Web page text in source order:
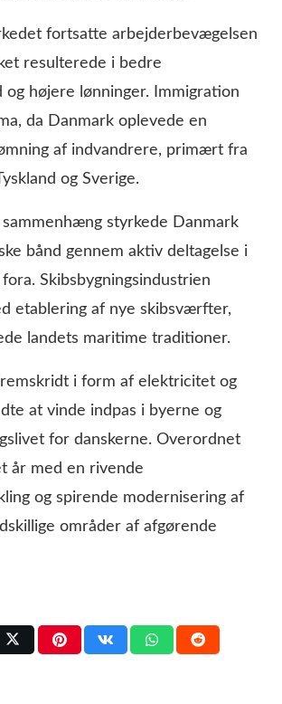
fortsatte arbejderbevægelsen
resulterede i bedre
og højere lønninger. Immigration
da Danmark oplevede en
af indvandrere, primært fra
og Sverige.
sammenhæng styrkede Danmark
bånd gennem aktiv deltagelse i
Skibsbygningsindustrien
etablering af nye skibsværfter,
landets maritime traditioner.
i form af elektricitet og
at vinde indpas i byerne og
for danskerne. Overordnet
år med en rivende
og spirende modernisering af
områder af afgørende